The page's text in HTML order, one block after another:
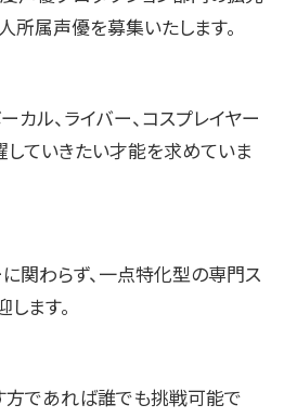
所属声優を募集いたします。
カル、ライバー、コスプレイヤー
していきたい才能を求めていま
関わらず、一点特化型の専門ス
ます。
方であれば誰でも挑戦可能で